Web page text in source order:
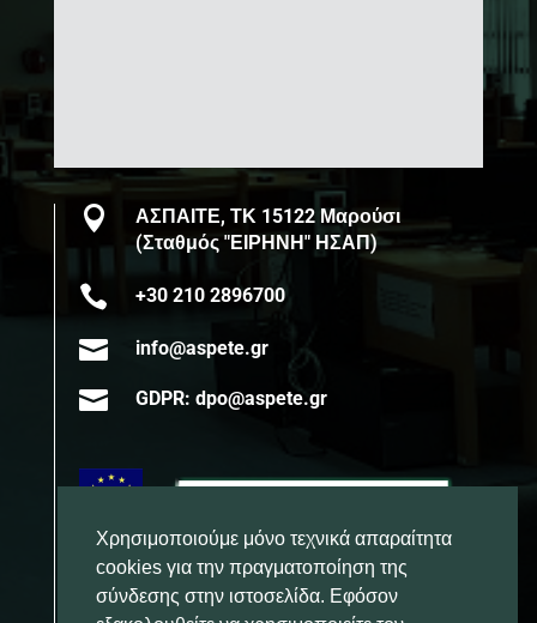

ΑΣΠΑΙΤΕ, ΤΚ 15122 Μαρούσι
(Σταθμός "ΕΙΡΗΝΗ" ΗΣΑΠ)
 +30 210 2896700
 info@aspete.gr
 GDPR: dpo@aspete.gr
Χρησιμοποιούμε μόνο τεχνικά απαραίτητα
cookies για την πραγματοποίηση της
σύνδεσης στην ιστοσελίδα. Εφόσον